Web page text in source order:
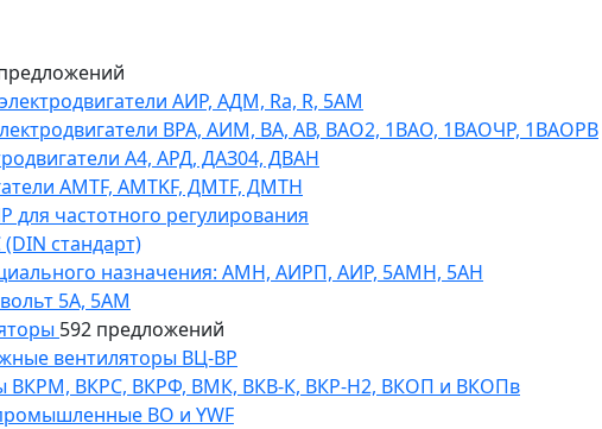
АИР, АДМ, Ra, R, 5AM
ВРА, АИМ, ВА, АВ, ВАO2, 1ВАО, 1ВАОЧР, 1ВАОРВ
A4, АРД, ДАЗ04, ДВАН
AMTF, AMTKF, ДMTF, ДМТН
для частотного регулирования
стандарт)
назначения: АМН, АИРП, АИР, 5АМН, 5АН
5А, 5АМ
592 предложений
вентиляторы ВЦ-ВР
ВКРМ, ВКРС, ВКРФ, ВМК, ВКВ-К, ВКР-Н2, ВКОП и ВКОПв
ВО и YWF